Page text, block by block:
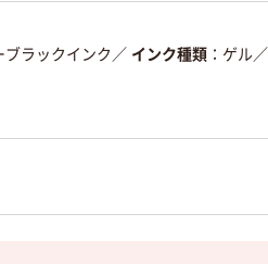
削減
部の商品詳細「
ブラックインク ／ インク種類 ゲル／